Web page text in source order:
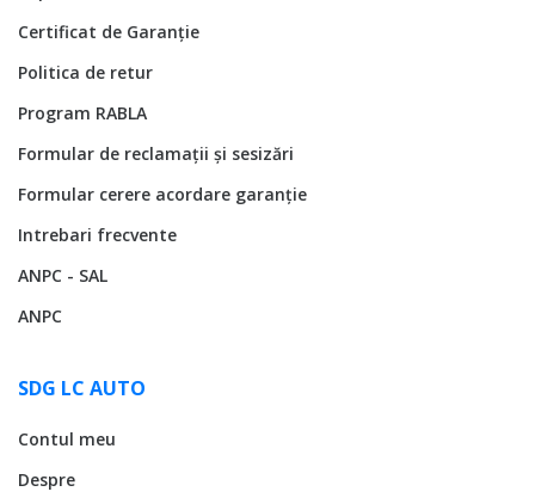
Certificat de Garanție
Politica de retur
Program RABLA
Formular de reclamații și sesizări
Formular cerere acordare garanție
Intrebari frecvente
ANPC - SAL
ANPC
SDG LC AUTO
Contul meu
Despre